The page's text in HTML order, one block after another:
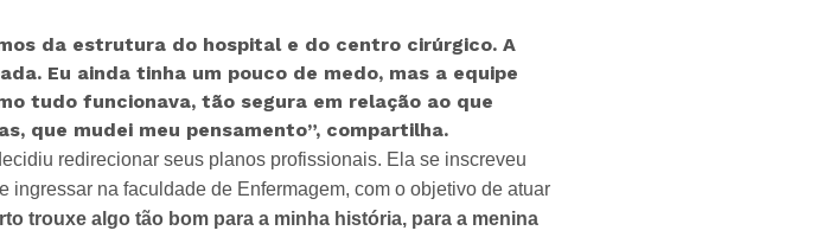
da estrutura do hospital e do centro cirúrgico. A
Eu ainda tinha um pouco de medo, mas a equipe
tudo funcionava, tão segura em relação ao que
que mudei meu pensamento”, compartilha.
redirecionar seus planos profissionais. Ela se inscreveu
ingressar na faculdade de Enfermagem, com o objetivo de atuar
trouxe algo tão bom para a minha história, para a menina